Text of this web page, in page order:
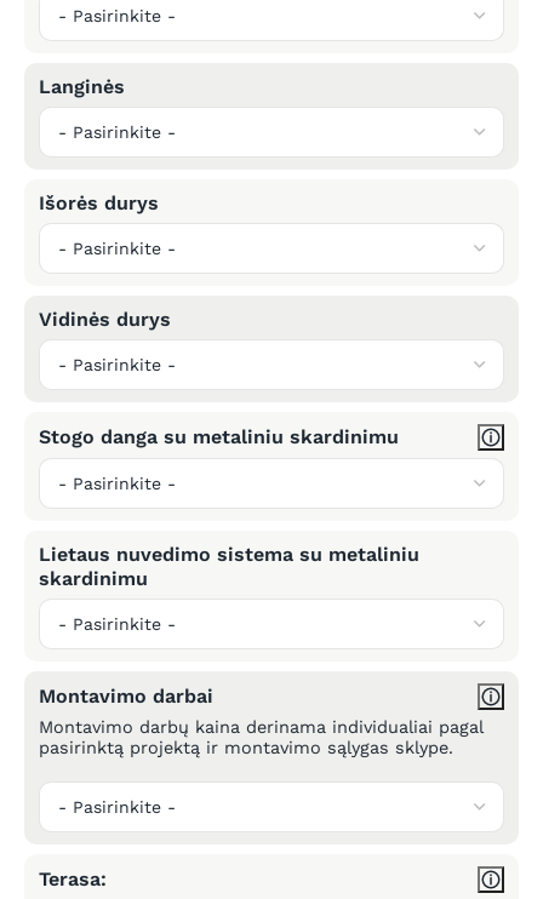
Langinės
Išorės durys
Vidinės durys
Stogo danga su metaliniu skardinimu
Lietaus nuvedimo sistema su metaliniu
skardinimu
Montavimo darbai
Montavimo darbų kaina derinama individualiai pagal
pasirinktą projektą ir montavimo sąlygas sklype.
Terasa: